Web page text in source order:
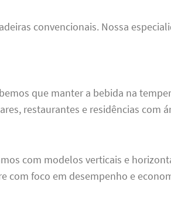
convencionais. Nossa
que manter a bebida na
restaurantes e residências com
com modelos verticais e
com foco em desempenho e